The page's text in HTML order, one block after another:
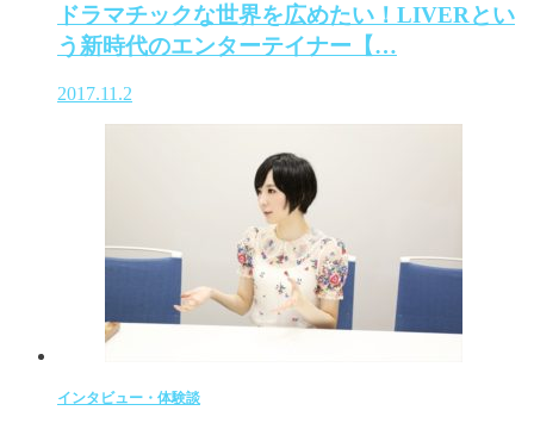
ドラマチックな世界を広めたい！LIVERとい
う新時代のエンターテイナー【…
2017.11.2
インタビュー・体験談